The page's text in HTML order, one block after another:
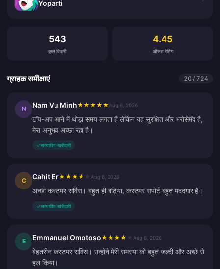
Yoparti
543
कुल बिक्री
4.45
औसत रेटिंग
ग्राहक समीक्षाएं 20 / 724
N Nam Vu Minh★ ★ ★ ★ ★ Aug 6, 2026
टॉप-अप आने में थोड़ा समय लगता है लेकिन यह सुरक्षित और भरोसेमंद है,
मेरा अनुभव अच्छा रहा है।
✓सत्यापित खरीदारी
C Cahit Er★ ★ ★ ★ Aug 6, 2026
अच्छी कस्टमर सर्विस। बहुत ही बढ़िया, कस्टमर सपोर्ट बहुत मददगार है।
✓सत्यापित खरीदारी
E Emmanuel Omotoso★ ★ ★ ★ Aug 6, 2026
बेहतरीन कस्टमर सर्विस। उन्होंने मेरी समस्या को बहुत जल्दी और अच्छे से
हल किया।